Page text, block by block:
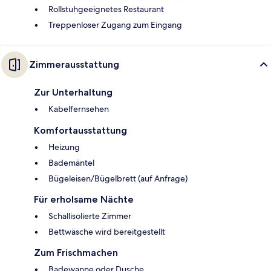
Rollstuhgeeignetes Restaurant
Treppenloser Zugang zum Eingang
Zimmerausstattung
Zur Unterhaltung
Kabelfernsehen
Komfortausstattung
Heizung
Bademäntel
Bügeleisen/Bügelbrett (auf Anfrage)
Für erholsame Nächte
Schallisolierte Zimmer
Bettwäsche wird bereitgestellt
Zum Frischmachen